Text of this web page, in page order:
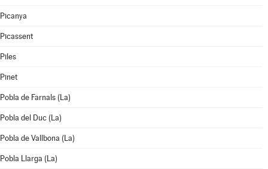
Picanya
Picassent
Piles
Pinet
Pobla de Farnals (La)
Pobla del Duc (La)
Pobla de Vallbona (La)
Pobla Llarga (La)